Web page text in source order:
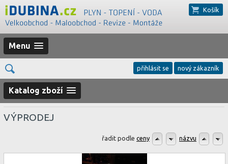
Košík
Menu
přihlásit se nový zákazník
Katalog zboží
VÝPRODEJ
řadit podle ceny názvu